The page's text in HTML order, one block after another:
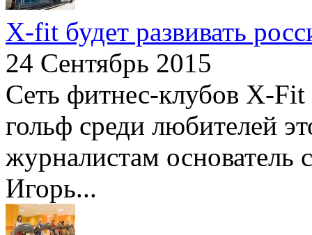
X-fit будет развивать
24 Сентябрь 2015
Сеть фитнес-клубов X-Fit
гольф среди любителей
журналистам основатель
Игорь...